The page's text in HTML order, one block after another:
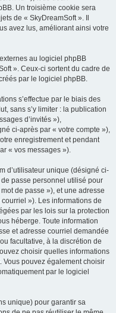
Un troisième cookie sera
de « SkyDreamSoft ». Il
avez lus, améliorant ainsi votre
au logiciel phpBB
». Ceux-ci sortent du cadre de
par le logiciel phpBB.
s’effectue par le biais des
sans s’y limiter : la publication
d’invités »),
ci-après par « votre compte »),
enregistrement et pendant
« vos messages »).
d’utilisateur unique (désigné ci-
passe personnel utilisé pour
de passe »), et une adresse
»). Les informations de
par les lois sur la protection
héberge. Toute information
et adresse courriel demandée
facultative, à la discrétion de
choisir quelles informations
Vous pouvez également choisir
par le logiciel
unique) pour garantir sa